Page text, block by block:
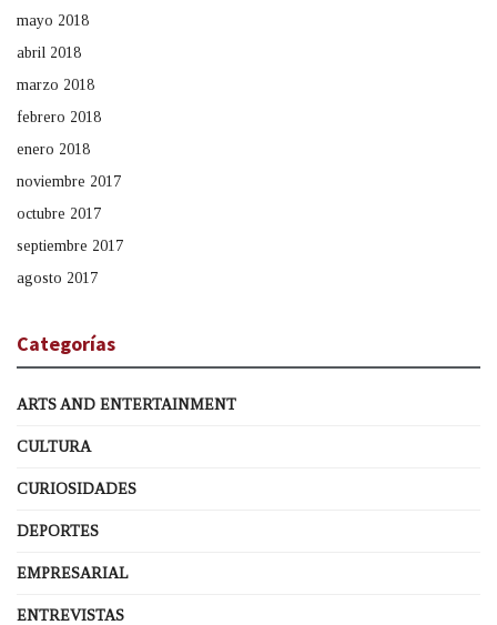
mayo 2018
abril 2018
marzo 2018
febrero 2018
enero 2018
noviembre 2017
octubre 2017
septiembre 2017
agosto 2017
Categorías
ARTS AND ENTERTAINMENT
CULTURA
CURIOSIDADES
DEPORTES
EMPRESARIAL
ENTREVISTAS